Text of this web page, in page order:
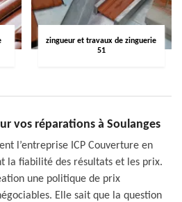
zingueur et travaux de zinguerie
51
vos réparations à Soulanges
l’entreprise ICP Couverture en
la fiabilité des résultats et les prix.
une politique de prix
Elle sait que la question